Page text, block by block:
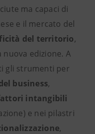
ma capaci di
e il mercato del
del territorio,
edizione. A
gli strumenti per
business,
intangibili
e nei pilastri
,